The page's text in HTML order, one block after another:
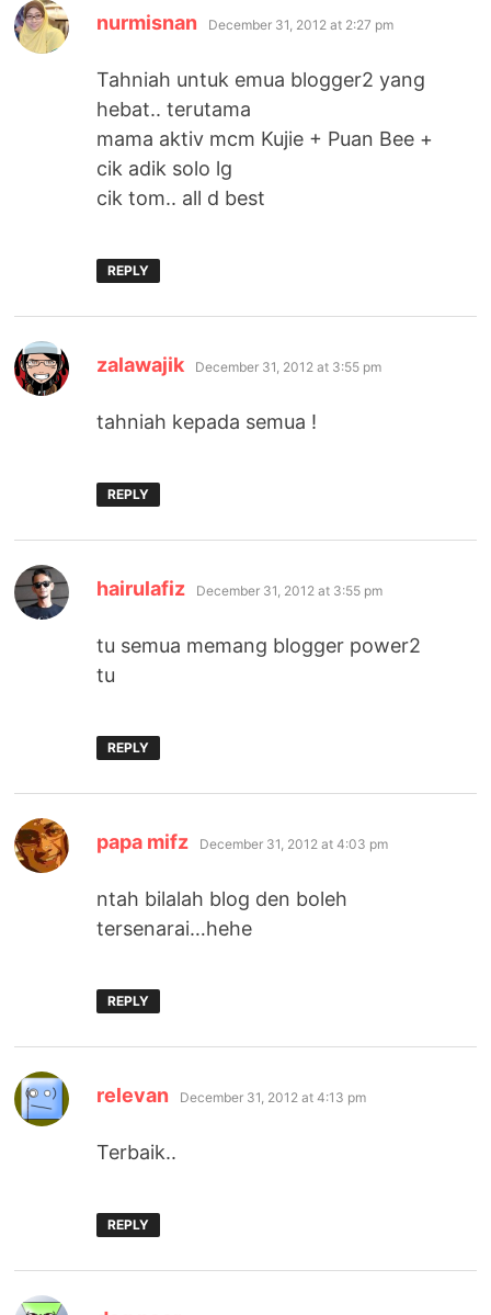
nurmisnan says:
December 31, 2012 at 2:27 pm
Tahniah untuk emua blogger2 yang
hebat.. terutama
mama aktiv mcm Kujie + Puan Bee +
cik adik solo lg
cik tom.. all d best
REPLY
zalawajik says:
December 31, 2012 at 3:55 pm
tahniah kepada semua !
REPLY
hairulafiz says:
December 31, 2012 at 3:55 pm
tu semua memang blogger power2
tu
REPLY
papa mifz says:
December 31, 2012 at 4:03 pm
ntah bilalah blog den boleh
tersenarai…hehe
REPLY
relevan says:
December 31, 2012 at 4:13 pm
Terbaik..
REPLY